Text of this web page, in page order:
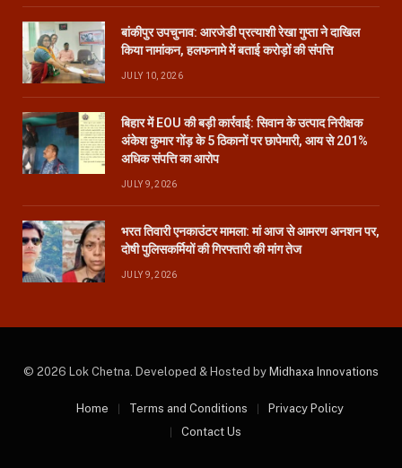
बांकीपुर उपचुनाव: आरजेडी प्रत्याशी रेखा गुप्ता ने दाखिल
किया नामांकन, हलफनामे में बताई करोड़ों की संपत्ति
JULY 10, 2026
बिहार में EOU की बड़ी कार्रवाई: सिवान के उत्पाद निरीक्षक
अंकेश कुमार गोंड़ के 5 ठिकानों पर छापेमारी, आय से 201%
अधिक संपत्ति का आरोप
JULY 9, 2026
भरत तिवारी एनकाउंटर मामला: मां आज से आमरण अनशन पर,
दोषी पुलिसकर्मियों की गिरफ्तारी की मांग तेज
JULY 9, 2026
© 2026 Lok Chetna. Developed & Hosted by Midhaxa Innovations
Home Terms and Conditions
Privacy Policy
Contact Us